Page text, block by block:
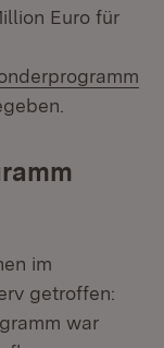
Euro für
in neuem
im
getroffen:
war